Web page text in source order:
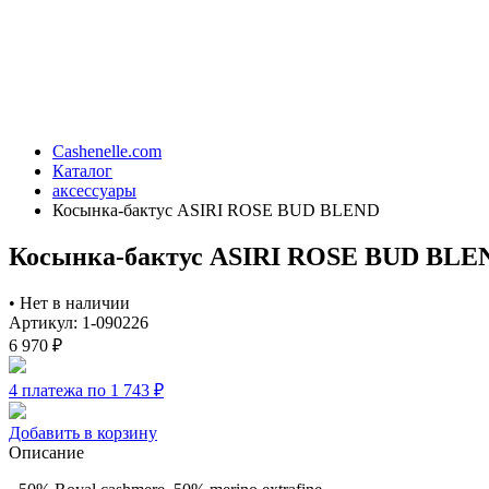
Cashenelle.com
Каталог
аксессуары
Косынка-бактус ASIRI ROSE BUD BLEND
Косынка-бактус ASIRI ROSE BUD
• Нет в наличии
Артикул: 1-090226
6 970 ₽
4 платежа по 1 743 ₽
Добавить в корзину
Описание